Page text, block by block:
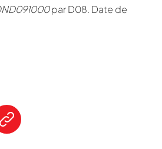
par D08. Date de